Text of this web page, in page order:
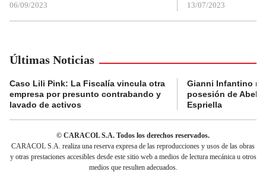
06/09/2023 13/07/2023
Últimas Noticias
Caso Lili Pink: La Fiscalía vincula otra
empresa por presunto contrabando y
lavado de activos
Gianni Infantino
posesión de
Espriella
© CARACOL S.A. Todos los derechos reservados.
CARACOL S.A. realiza una reserva expresa de las reproducciones y usos de las obras
y otras prestaciones accesibles desde este sitio web a medios de lectura mecánica u otros
medios que resulten adecuados.